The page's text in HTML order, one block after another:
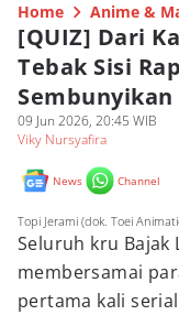
Home Anime &
[QUIZ] Dari
Tebak Sisi
Sembunyikan
09 Jun 2026, 20:45 WIB
Viky Nursyafira
News Channel
Topi Jerami (dok. Toei
Seluruh kru Bajak
membersamai
pertama kali